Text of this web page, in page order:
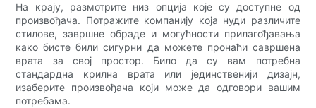
На крају, размотрите низ опција које су доступне од
произвођача. Потражите компанију која нуди различите
стилове, завршне обраде и могућности прилагођавања
како бисте били сигурни да можете пронаћи савршена
врата за свој простор. Било да су вам потребна
стандардна крилна врата или јединственији дизајн,
изаберите произвођача који може да одговори вашим
потребама.